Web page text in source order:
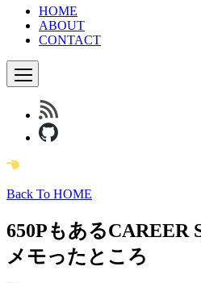
HOME
ABOUT
CONTACT
Back To HOME
650PもあるCAREER
メモったところ